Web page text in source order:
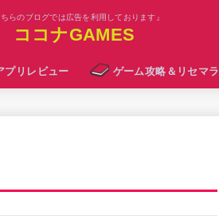
ちらのブログでは広告を利用しております』
ココナGAMES
プリレビュー ゲーム攻略＆リセマラ